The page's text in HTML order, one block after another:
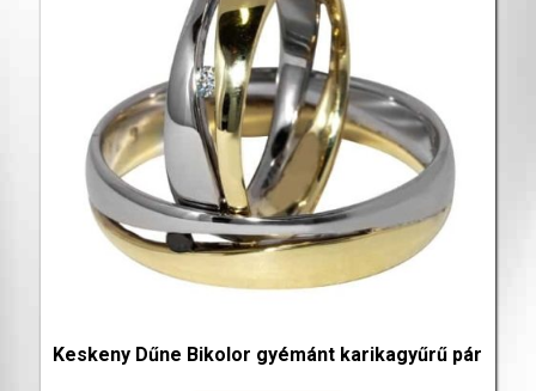
Keskeny Dűne Bikolor gyémánt karikagyűrű pár